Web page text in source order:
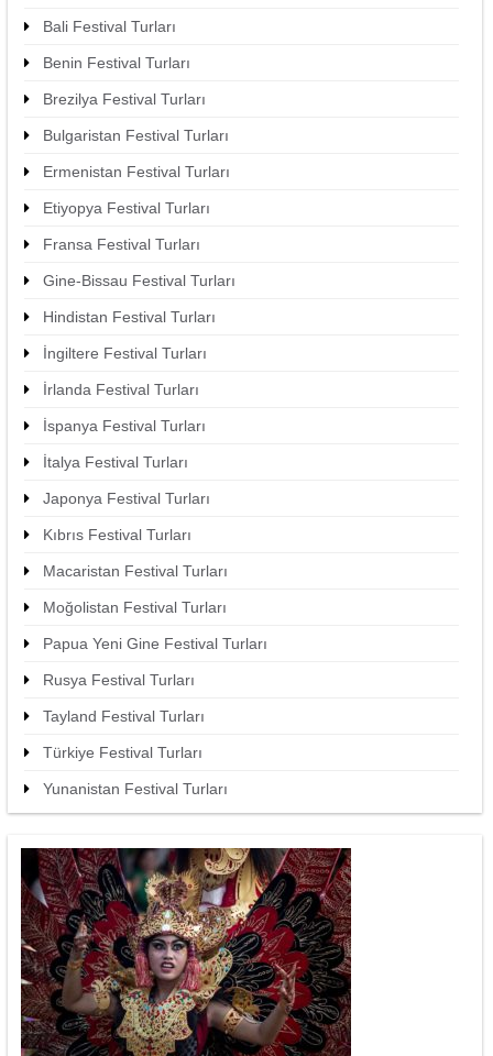
Bali Festival Turları
Benin Festival Turları
Brezilya Festival Turları
Bulgaristan Festival Turları
Ermenistan Festival Turları
Etiyopya Festival Turları
Fransa Festival Turları
Gine-Bissau Festival Turları
Hindistan Festival Turları
İngiltere Festival Turları
İrlanda Festival Turları
İspanya Festival Turları
İtalya Festival Turları
Japonya Festival Turları
Kıbrıs Festival Turları
Macaristan Festival Turları
Moğolistan Festival Turları
Papua Yeni Gine Festival Turları
Rusya Festival Turları
Tayland Festival Turları
Türkiye Festival Turları
Yunanistan Festival Turları